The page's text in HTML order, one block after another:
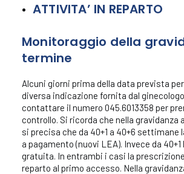
ATTIVITA’ IN REPARTO
Monitoraggio della
termine
Alcuni giorni prima della data prevista
diversa indicazione fornita dal
contattare il numero 045.6013358 per
controllo. Si ricorda che nella gravidanza
si precisa che da 40+1 a 40+6 settimane
a pagamento (nuovi LEA). Invece da
gratuita. In entrambi i casi la
reparto al primo accesso. Nella